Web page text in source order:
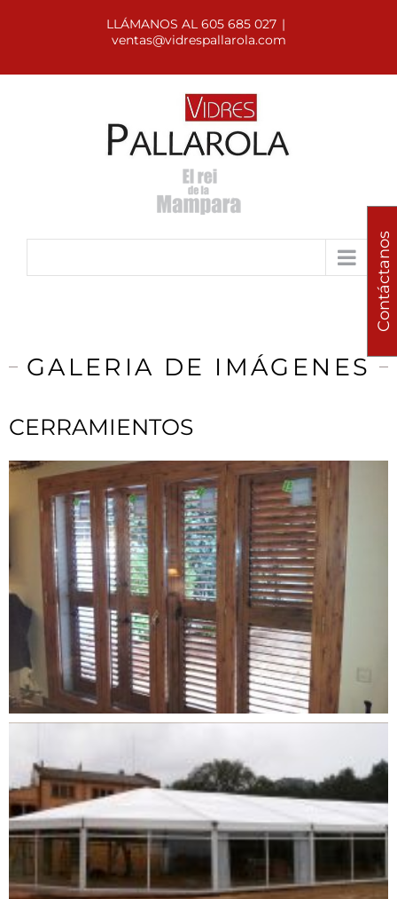
LLÁMANOS AL 605 685 027 |
ventas@vidrespallarola.com
GALERIA DE IMÁGENES
CERRAMIENTOS
Contáctanos